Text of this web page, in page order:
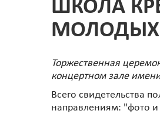
ШКОЛА
МОЛОДЫХ
Торжественная
концертном зале
Всего свидетельства
направлениям: "фото